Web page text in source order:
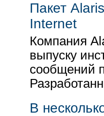
Пакет
Internet
Компания
выпуску
сообщений
В